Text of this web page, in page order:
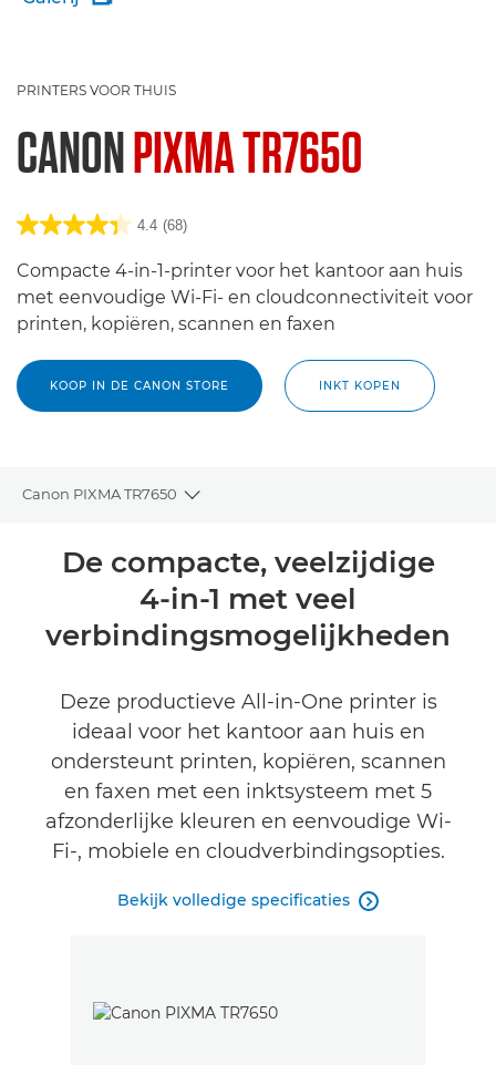
PRINTERS VOOR THUIS
CANONPIXMA TR7650
4.4 (68)
Compacte 4-in-1-printer voor het kantoor aan huis
met eenvoudige Wi-Fi- en cloudconnectiviteit voor
printen, kopiëren, scannen en faxen
KOOP IN DE CANON STORE INKT KOPEN
Canon PIXMA TR7650
Toggle breadcrumbs
Overzicht
Support
INKT KOPEN
De compacte, veelzijdige
4-in-1 met veel
verbindingsmogelijkheden
Deze productieve All-in-One printer is
ideaal voor het kantoor aan huis en
ondersteunt printen, kopiëren, scannen
en faxen met een inktsysteem met 5
afzonderlijke kleuren en eenvoudige Wi-
Fi-, mobiele en cloudverbindingsopties.
Bekijk volledige specificaties 